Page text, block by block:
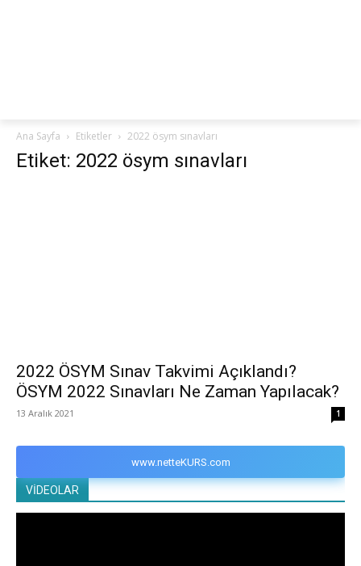
Ana Sayfa Etiketler 2022 ösym sınavları
Etiket: 2022 ösym sınavları
2022 ÖSYM Sınav Takvimi Açıklandı?
ÖSYM 2022 Sınavları Ne Zaman Yapılacak?
13 Aralık 2021 1
www.netteKURS.com
VİDEOLAR